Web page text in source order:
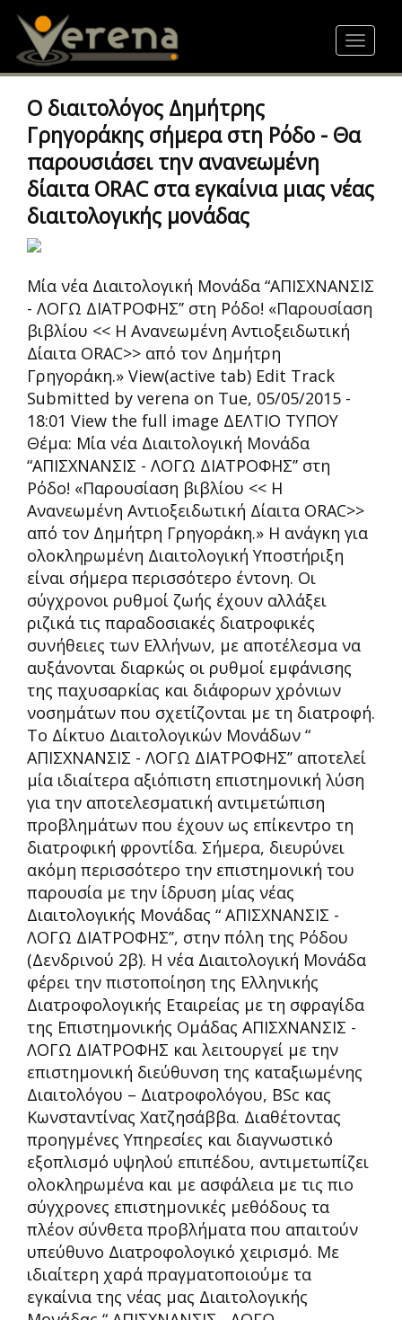
content
Toggle
Ο διαιτολόγος Δημήτρης
Γρηγοράκης σήμερα στη Ρόδο - Θα
παρουσιάσει την ανανεωμένη
δίαιτα ORAC στα εγκαίνια μιας νέας
διαιτολογικής μονάδας
Μία νέα Διαιτολογική Μονάδα “ΑΠΙΣΧΝΑΝΣΙΣ
- ΛΟΓΩ ΔΙΑΤΡΟΦΗΣ’’ στη Ρόδο! «Παρουσίαση
βιβλίου << Η Ανανεωμένη Αντιοξειδωτική
Δίαιτα ORAC>> από τον Δημήτρη
Γρηγοράκη.» View(active tab) Edit Track
Submitted by verena on Tue, 05/05/2015 -
18:01 View the full image ΔΕΛΤΙΟ ΤΥΠΟΥ
Θέμα: Μία νέα Διαιτολογική Μονάδα
“ΑΠΙΣΧΝΑΝΣΙΣ - ΛΟΓΩ ΔΙΑΤΡΟΦΗΣ’’ στη
Ρόδο! «Παρουσίαση βιβλίου << Η
Ανανεωμένη Αντιοξειδωτική Δίαιτα ORAC>>
από τον Δημήτρη Γρηγοράκη.» Η ανάγκη για
ολοκληρωμένη Διαιτολογική Υποστήριξη
είναι σήμερα περισσότερο έντονη. Οι
σύγχρονοι ρυθμοί ζωής έχουν αλλάξει
ριζικά τις παραδοσιακές διατροφικές
συνήθειες των Ελλήνων, με αποτέλεσμα να
αυξάνονται διαρκώς οι ρυθμοί εμφάνισης
της παχυσαρκίας και διάφορων χρόνιων
νοσημάτων που σχετίζονται με τη διατροφή.
Το Δίκτυο Διαιτολογικών Μονάδων “
ΑΠΙΣΧΝΑΝΣΙΣ - ΛΟΓΩ ΔΙΑΤΡΟΦΗΣ’’ αποτελεί
μία ιδιαίτερα αξιόπιστη επιστημονική λύση
για την αποτελεσματική αντιμετώπιση
προβλημάτων που έχουν ως επίκεντρο τη
διατροφική φροντίδα. Σήμερα, διευρύνει
ακόμη περισσότερο την επιστημονική του
παρουσία με την ίδρυση μίας νέας
Διαιτολογικής Μονάδας “ ΑΠΙΣΧΝΑΝΣΙΣ -
ΛΟΓΩ ΔΙΑΤΡΟΦΗΣ’’, στην πόλη της Ρόδου
(Δενδρινού 2β). Η νέα Διαιτολογική Μονάδα
φέρει την πιστοποίηση της Ελληνικής
Διατροφολογικής Εταιρείας με τη σφραγίδα
της Επιστημονικής Ομάδας ΑΠΙΣΧΝΑΝΣΙΣ -
ΛΟΓΩ ΔΙΑΤΡΟΦΗΣ και λειτουργεί με την
επιστημονική διεύθυνση της καταξιωμένης
Διαιτολόγου – Διατροφολόγου, BSc κας
Κωνσταντίνας Χατζησάββα. Διαθέτοντας
προηγμένες Υπηρεσίες και διαγνωστικό
εξοπλισμό υψηλού επιπέδου, αντιμετωπίζει
ολοκληρωμένα και με ασφάλεια με τις πιο
σύγχρονες επιστημονικές μεθόδους τα
πλέον σύνθετα προβλήματα που απαιτούν
υπεύθυνο Διατροφολογικό χειρισμό. Με
ιδιαίτερη χαρά πραγματοποιούμε τα
εγκαίνια της νέας μας Διαιτολογικής